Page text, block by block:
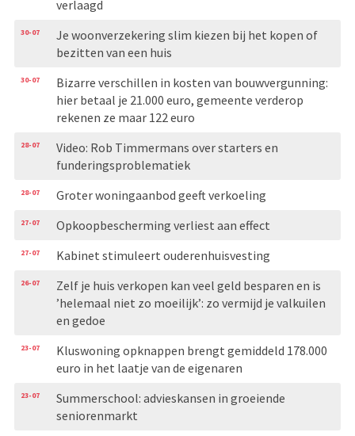
verlaagd
30-07
Je woonverzekering slim kiezen bij het kopen of
bezitten van een huis
30-07
Bizarre verschillen in kosten van bouwvergunning:
hier betaal je 21.000 euro, gemeente verderop
rekenen ze maar 122 euro
28-07
Video: Rob Timmermans over starters en
funderingsproblematiek
28-07 Groter woningaanbod geeft verkoeling
27-07 Opkoopbescherming verliest aan effect
27-07 Kabinet stimuleert ouderenhuisvesting
26-07
Zelf je huis verkopen kan veel geld besparen en is
’helemaal niet zo moeilijk’: zo vermijd je valkuilen
en gedoe
23-07
Kluswoning opknappen brengt gemiddeld 178.000
euro in het laatje van de eigenaren
23-07
Summerschool: advieskansen in groeiende
seniorenmarkt